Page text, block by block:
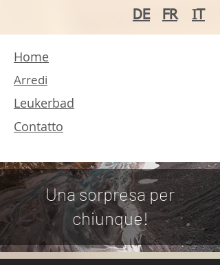
DE FR IT
Una sorpresa per
chiunque!
Home
Arredi
Leukerbad
Contatto